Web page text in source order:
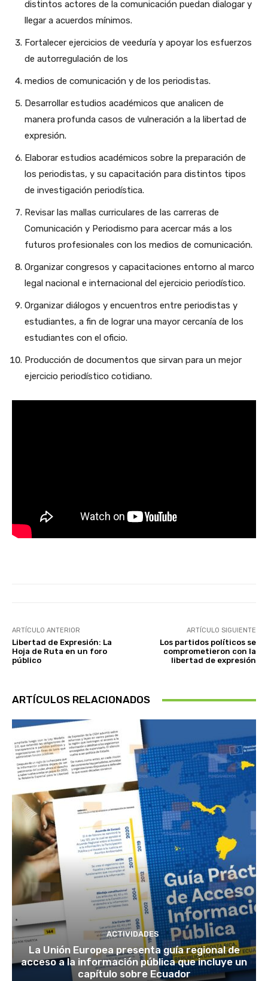
distintos actores de la comunicación puedan dialogar y
llegar a acuerdos mínimos.
Fortalecer ejercicios de veeduría y apoyar los esfuerzos
de autorregulación de los
medios de comunicación y de los periodistas.
Desarrollar estudios académicos que analicen de
manera profunda casos de vulneración a la libertad de
expresión.
Elaborar estudios académicos sobre la preparación de
los periodistas, y su capacitación para distintos tipos
de investigación periodística.
Revisar las mallas curriculares de las carreras de
Comunicación y Periodismo para acercar más a los
futuros profesionales con los medios de comunicación.
Organizar congresos y capacitaciones entorno al marco
legal nacional e internacional del ejercicio periodístico.
Organizar diálogos y encuentros entre periodistas y
estudiantes, a fin de lograr una mayor cercanía de los
estudiantes con el oficio.
Producción de documentos que sirvan para un mejor
ejercicio periodístico cotidiano.
ARTÍCULO ANTERIOR
Libertad de Expresión: La
Hoja de Ruta en un foro
público
ARTÍCULO SIGUIENTE
Los partidos políticos se
comprometieron con la
libertad de expresión
ARTÍCULOS RELACIONADOS
ACTIVIDADES
La Unión Europea presenta guía regional de
acceso a la información pública que incluye un
capítulo sobre Ecuador